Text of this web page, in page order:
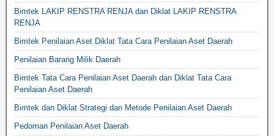
Bimtek LAKIP RENSTRA RENJA dan Diklat LAKIP RENSTRA
RENJA
Bimtek Penilaian Aset Diklat Tata Cara Penilaian Aset Daerah
Penilaian Barang Milik Daerah
Bimtek Tata Cara Penilaian Aset Daerah dan Diklat Tata Cara
Penilaian Aset Daerah
Bimtek dan Diklat Strategi dan Metode Penilaian Aset Daerah
Pedoman Penilaian Aset Daerah